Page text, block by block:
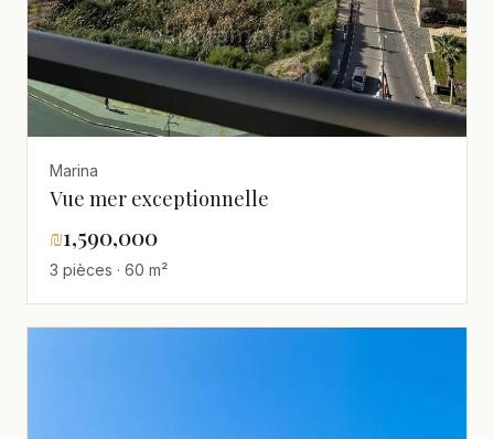
Marina
Vue mer exceptionnelle
₪1,590,000
3 pièces · 60 m²